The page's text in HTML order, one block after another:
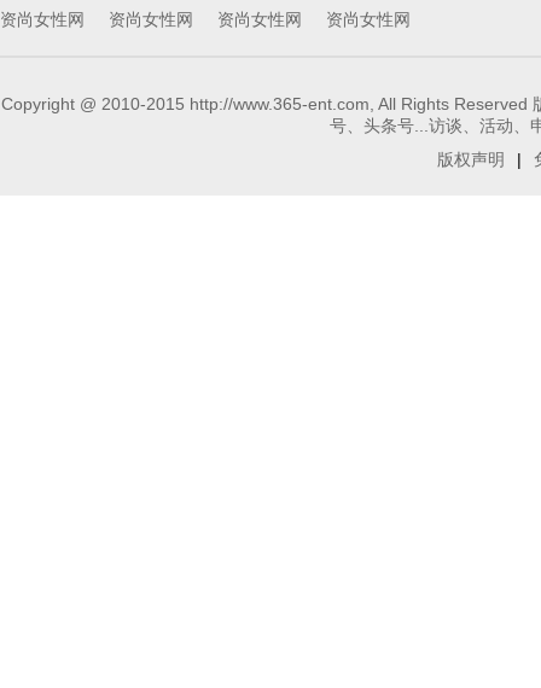
资尚女性网
资尚女性网 资尚女性网 资尚女性网
Copyright @ 2010-2015 http://www.365-ent.com, All Rights
号、头条号...访谈、活动、
版权声明
|